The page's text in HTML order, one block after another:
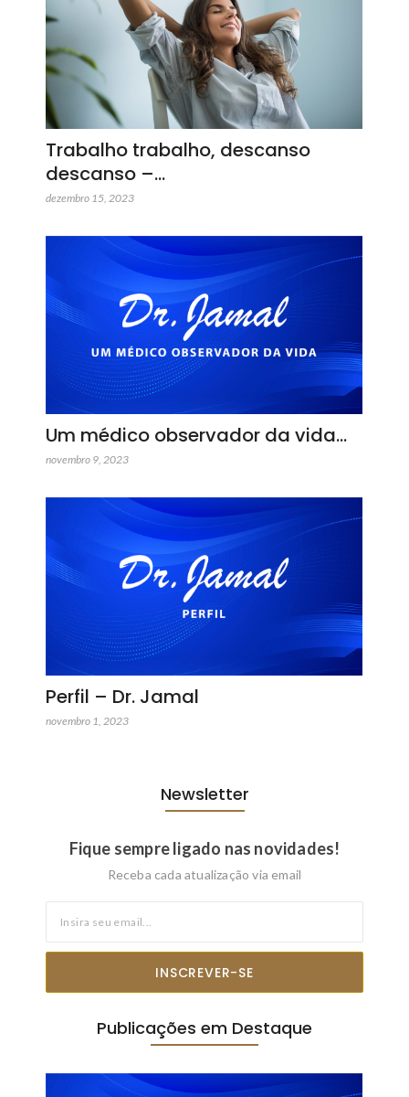
Trabalho trabalho, descanso
descanso –…
dezembro 15, 2023
Um médico observador da vida…
novembro 9, 2023
Perfil – Dr. Jamal
novembro 1, 2023
Newsletter
Fique sempre ligado nas novidades!
Receba cada atualização via email
INSCREVER-SE
Publicações em Destaque